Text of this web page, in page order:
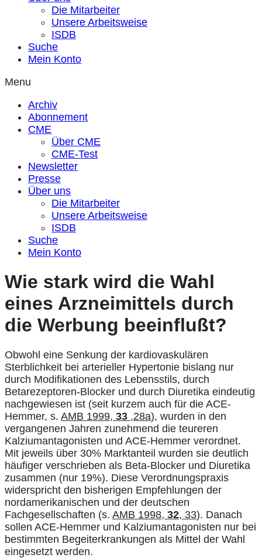
Die Mitarbeiter
Unsere Arbeitsweise
ISDB
Suche
Mein Konto
Menu
Archiv
Abonnement
CME
Über CME
CME-Test
Newsletter
Presse
Über uns
Die Mitarbeiter
Unsere Arbeitsweise
ISDB
Suche
Mein Konto
Wie stark wird die Wahl
eines Arzneimittels durch
die Werbung beeinflußt?
Obwohl eine Senkung der kardiovaskulären
Sterblichkeit bei arterieller Hypertonie bislang nur
durch Modifikationen des Lebensstils, durch
Betarezeptoren-Blocker und durch Diuretika eindeutig
nachgewiesen ist (seit kurzem auch für die ACE-
Hemmer, s. AMB 1999, 33 ,28a), wurden in den
vergangenen Jahren zunehmend die teureren
Kalziumantagonisten und ACE-Hemmer verordnet.
Mit jeweils über 30% Marktanteil wurden sie deutlich
häufiger verschrieben als Beta-Blocker und Diuretika
zusammen (nur 19%). Diese Verordnungspraxis
widerspricht den bisherigen Empfehlungen der
nordamerikanischen und der deutschen
Fachgesellschaften (s. AMB 1998, 32, 33). Danach
sollen ACE-Hemmer und Kalziumantagonisten nur bei
bestimmten Begeiterkrankungen als Mittel der Wahl
eingesetzt werden.